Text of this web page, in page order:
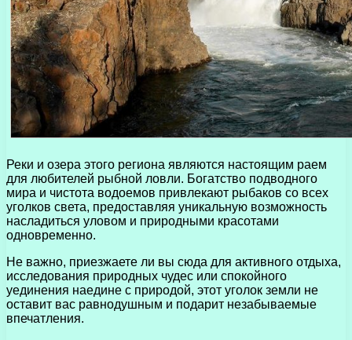
Реки и озера этого региона являются настоящим раем
для любителей рыбной ловли. Богатство подводного
мира и чистота водоемов привлекают рыбаков со всех
уголков света, предоставляя уникальную возможность
насладиться уловом и природными красотами
одновременно.
Не важно, приезжаете ли вы сюда для активного отдыха,
исследования природных чудес или спокойного
уединения наедине с природой, этот уголок земли не
оставит вас равнодушным и подарит незабываемые
впечатления.